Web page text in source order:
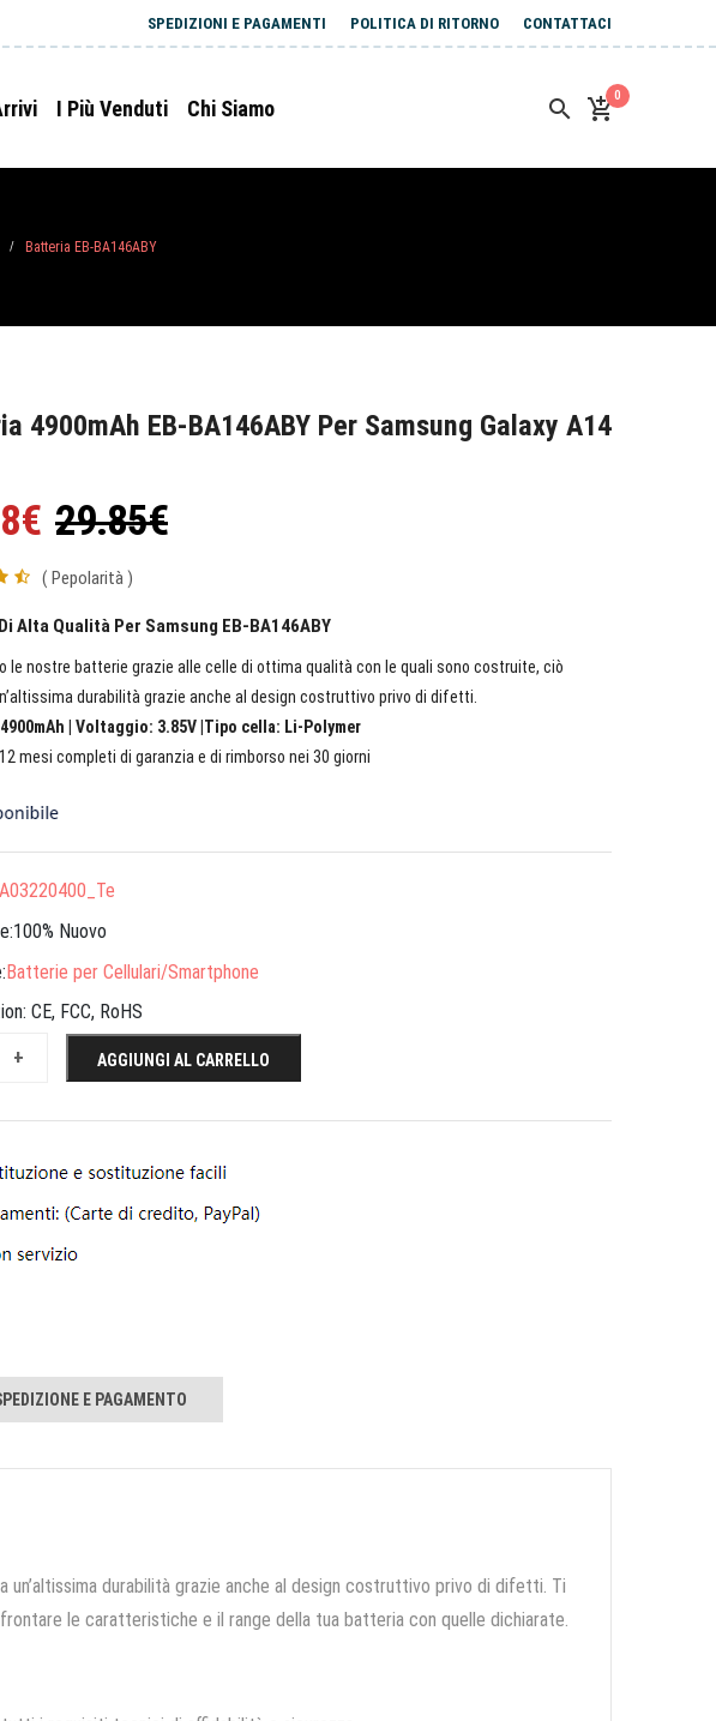
SPEDIZIONI E PAGAMENTI POLITICA DI RITORNO CONTATTACI
I Più Venduti Chi Siamo
0
/ Batteria EB-BA146ABY
4900mAh EB-BA146ABY Per Samsung Galaxy A14
29.85€
( Pepolarità )
Alta Qualità Per Samsung EB-BA146ABY
le nostre batterie grazie alle celle di ottima qualità con le quali sono costruite, ciò
durabilità grazie anche al design costruttivo privo di difetti.
| Voltaggio: 3.85V |Tipo cella: Li-Polymer
mesi completi di garanzia e di rimborso nei 30 giorni
Nuovo
Batterie per Cellulari/Smartphone
CE, FCC, RoHS
+
AGGIUNGI AL CARRELLO
E PAGAMENTO
durabilità grazie anche al design costruttivo privo di difetti. Ti
le caratteristiche e il range della tua batteria con quelle dichiarate.